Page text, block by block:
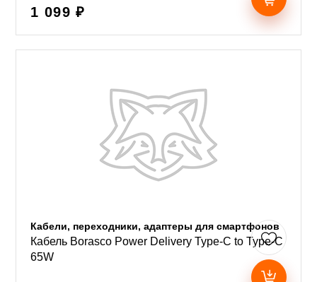
1 099 ₽
Кабели, переходники, адаптеры для смартфонов
Кабель Borasco Power Delivery Type-C to Type-C
65W